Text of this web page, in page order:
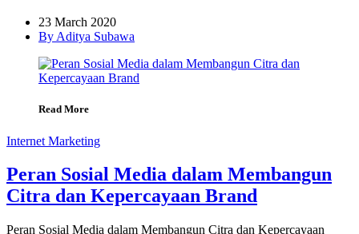
23 March 2020
By Aditya Subawa
Read More
Internet Marketing
Peran Sosial Media dalam Membangun
Citra dan Kepercayaan Brand
Peran Sosial Media dalam Membangun Citra dan Kepercayaan